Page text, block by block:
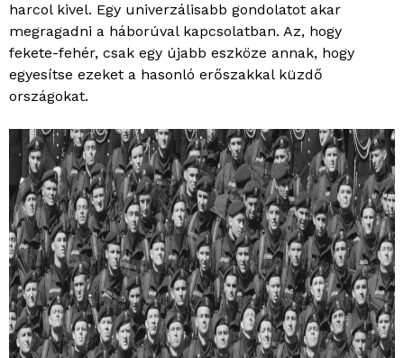
harcol kivel. Egy univerzálisabb gondolatot akar
megragadni a háborúval kapcsolatban. Az, hogy
fekete-fehér, csak egy újabb eszköze annak, hogy
egyesítse ezeket a hasonló erőszakkal küzdő
országokat.